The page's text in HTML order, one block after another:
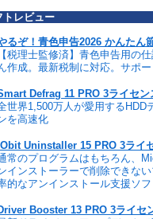
レビュー
るぞ！青色申告2026 かんたん
税理士監修済】青色申告用の
作成。最新税制に対応。サポー
Defrag 11 PRO 3ライセン
世界1,500万人が愛用するHDD
を高速化
Uninstaller 15 PRO 3ライ
常のプログラムはもちろん、
インストーラーで削除できな
的なアンインストール支援ソフ
Booster 13 PRO 3ライセ